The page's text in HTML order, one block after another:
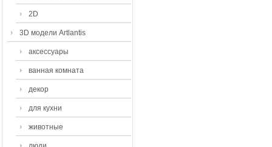
2D
3D модели Artlantis
аксессуары
ванная комната
декор
для кухни
животные